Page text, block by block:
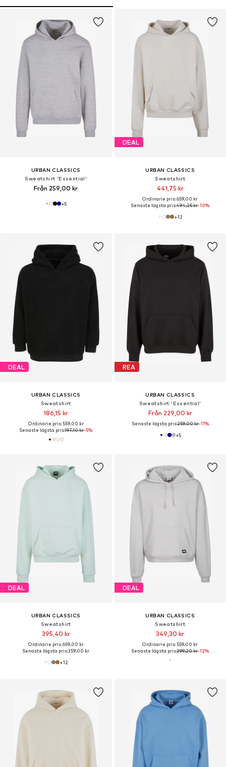
URBAN CLASSICS
Sweatshirt 'Essential'
Från 259,00 kr
+5
DEAL
URBAN CLASSICS
Sweatshirt
441,75 kr
Ordinarie pris: 659,00 kr
Senaste lägsta pris:494,25 kr-10%
+12
DEAL
URBAN CLASSICS
Sweatshirt
186,15 kr
Ordinarie pris: 559,00 kr
Senaste lägsta pris:197,10 kr-5%
REA
URBAN CLASSICS
Sweatshirt 'Essential'
Från 229,00 kr
Senaste lägsta pris:259,00 kr-11%
+5
DEAL
URBAN CLASSICS
Sweatshirt
395,40 kr
Ordinarie pris: 659,00 kr
Senaste lägsta pris:359,00 kr
+12
DEAL
URBAN CLASSICS
Sweatshirt
349,30 kr
Ordinarie pris: 559,00 kr
Senaste lägsta pris:399,20 kr-12%